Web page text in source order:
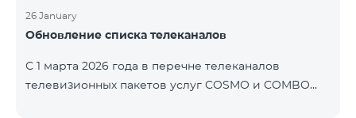
контролем нашей компании. В настоящее время
точные сроки восстановления услуг неизвестны.
предоставлена по мере изменения ситуации.
Благодарим за понимание.
26 January
Обновление списка телеканалов
С 1 марта 2026 года в перечне телеканалов
телевизионных пакетов услуг COSMO и COMBO